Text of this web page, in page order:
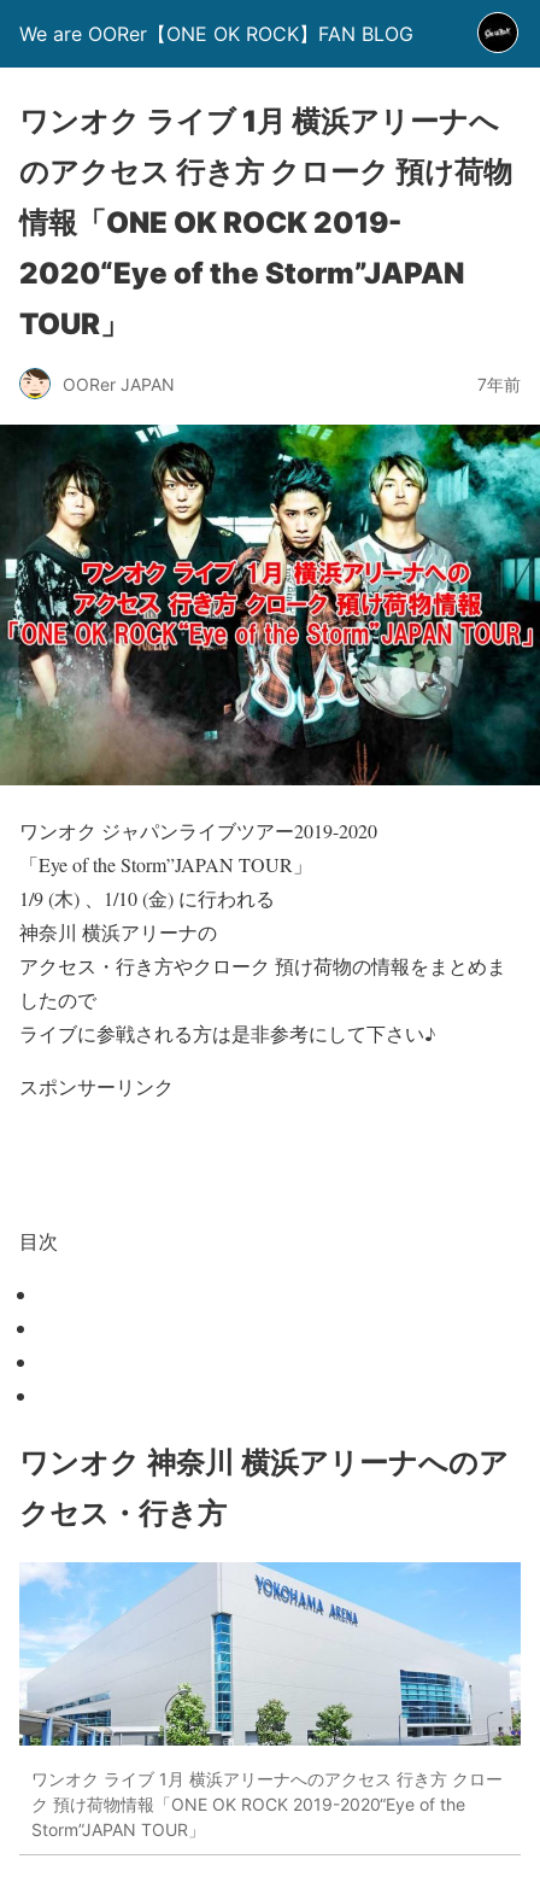
We are OORer【ONE OK ROCK】FAN BLOG
ワンオク ライブ 1月 横浜アリーナへ
のアクセス 行き方 クローク 預け荷物
情報「ONE OK ROCK 2019-
2020“Eye of the Storm”JAPAN
TOUR」
OORer JAPAN 7年前
ワンオク ジャパンライブツアー2019-2020
「Eye of the Storm”JAPAN TOUR」
1/9 (木) 、1/10 (金) に行われる
神奈川 横浜アリーナの
アクセス・行き方やクローク 預け荷物の情報をまとめま
したので
ライブに参戦される方は是非参考にして下さい♪
スポンサーリンク
目次
ワンオク 神奈川 横浜アリーナへのア
クセス・行き方
ワンオク ライブ 1月 横浜アリーナへのアクセス 行き方 クロー
ク 預け荷物情報「ONE OK ROCK 2019-2020“Eye of the
Storm”JAPAN TOUR」